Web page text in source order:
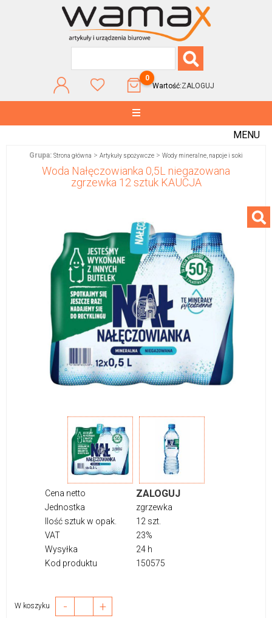
0
Wartość:ZALOGUJ
MENU
Grupa: Strona główna > Artykuły spożywcze > Wody mineralne, napoje i soki
Woda Nałęczowianka 0,5L niegazowana
zgrzewka 12 sztuk KAUCJA
Cena netto ZALOGUJ
Jednostka
zgrzewka
Ilość sztuk w opak.
12 szt.
VAT
23%
Wysyłka
24 h
Kod produktu
150575
W koszyku - +